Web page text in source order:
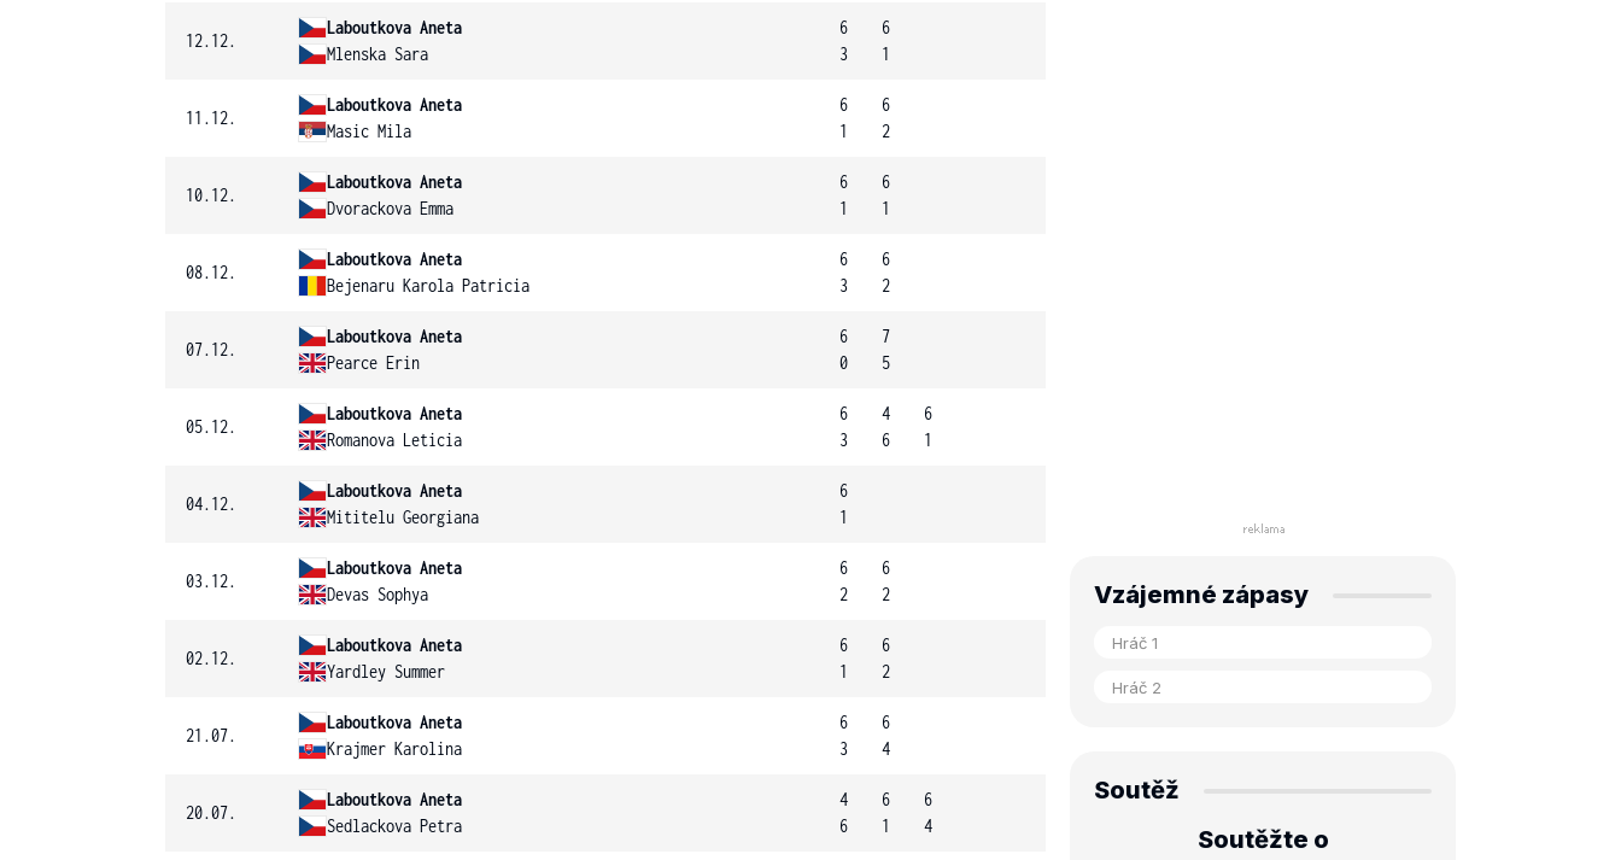
12.12.
Laboutkova Aneta
Mlenska Sara
6
3
6
1
11.12.
Laboutkova Aneta
Masic Mila
6
1
6
2
10.12.
Laboutkova Aneta
Dvorackova Emma
6
1
6
1
08.12.
Laboutkova Aneta
Bejenaru Karola Patricia
6
3
6
2
07.12.
Laboutkova Aneta
Pearce Erin
6
0
7
5
05.12.
Laboutkova Aneta
Romanova Leticia
6
3
4
6
6
1
04.12.
Laboutkova Aneta
Mititelu Georgiana
6
1
03.12.
Laboutkova Aneta
Devas Sophya
6
2
6
2
02.12.
Laboutkova Aneta
Yardley Summer
6
1
6
2
21.07.
Laboutkova Aneta
Krajmer Karolina
6
3
6
4
20.07.
Laboutkova Aneta
Sedlackova Petra
4
6
6
1
6
4
Vzájemné zápasy
Soutěž
Soutěžte o